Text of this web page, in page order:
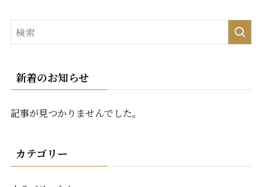
新着のお知らせ
記事が見つかりませんでした。
カテゴリー